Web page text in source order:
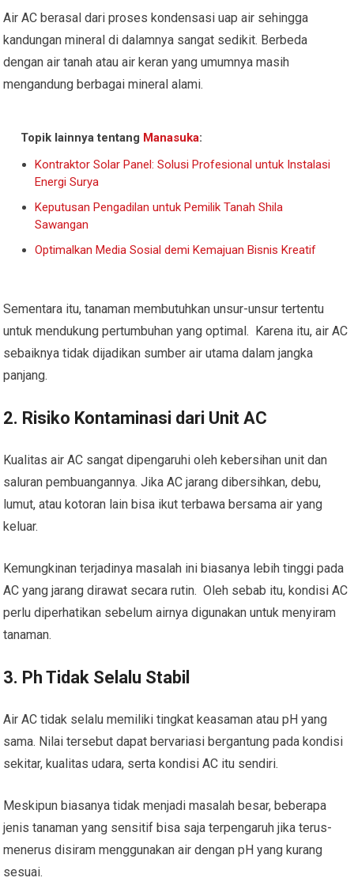
Air AC berasal dari proses kondensasi uap air sehingga
kandungan mineral di dalamnya sangat sedikit. Berbeda
dengan air tanah atau air keran yang umumnya masih
mengandung berbagai mineral alami.
Topik lainnya tentang Manasuka:
Kontraktor Solar Panel: Solusi Profesional untuk Instalasi
Energi Surya
Keputusan Pengadilan untuk Pemilik Tanah Shila
Sawangan
Optimalkan Media Sosial demi Kemajuan Bisnis Kreatif
Sementara itu, tanaman membutuhkan unsur-unsur tertentu
untuk mendukung pertumbuhan yang optimal. Karena itu, air AC
sebaiknya tidak dijadikan sumber air utama dalam jangka
panjang.
2. Risiko Kontaminasi dari Unit AC
Kualitas air AC sangat dipengaruhi oleh kebersihan unit dan
saluran pembuangannya. Jika AC jarang dibersihkan, debu,
lumut, atau kotoran lain bisa ikut terbawa bersama air yang
keluar.
Kemungkinan terjadinya masalah ini biasanya lebih tinggi pada
AC yang jarang dirawat secara rutin. Oleh sebab itu, kondisi AC
perlu diperhatikan sebelum airnya digunakan untuk menyiram
tanaman.
3. Ph Tidak Selalu Stabil
Air AC tidak selalu memiliki tingkat keasaman atau pH yang
sama. Nilai tersebut dapat bervariasi bergantung pada kondisi
sekitar, kualitas udara, serta kondisi AC itu sendiri.
Meskipun biasanya tidak menjadi masalah besar, beberapa
jenis tanaman yang sensitif bisa saja terpengaruh jika terus-
menerus disiram menggunakan air dengan pH yang kurang
sesuai.